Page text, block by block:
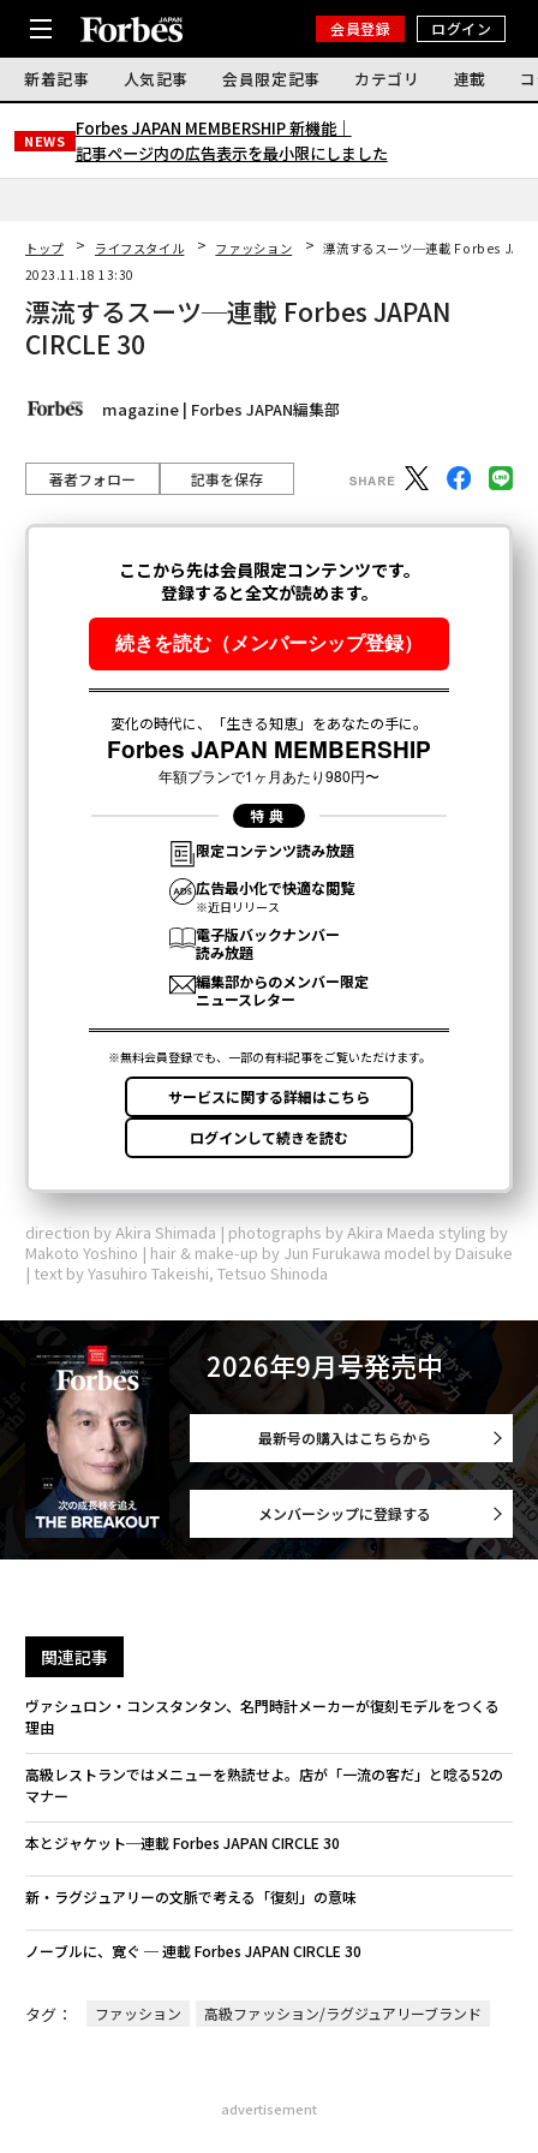
会員登録 ログイン
新着記事 人気記事 会員限定記事 カテゴリ 連載
NEWS
Forbes JAPAN MEMBERSHIP 新機能｜
記事ページ内の広告表示を最小限にしました
トップ ライフスタイル ファッション
漂流するスーツ─連載 Forbes
2023.11.18 13:30
漂流するスーツ─連載 Forbes JAPAN
CIRCLE 30
magazine | Forbes JAPAN編集部
著者フォロー 記事を保存
direction by Akira Shimada | photographs by Akira Maeda styling by
Makoto Yoshino | hair & make-up by Jun Furukawa model by Daisuke
| text by Yasuhiro Takeishi, Tetsuo Shinoda
2026年9月号発売中
最新号の購入はこちらから
メンバーシップに登録する
関連記事
ヴァシュロン・コンスタンタン、名門時計メーカーが復刻モデルをつくる
理由
高級レストランではメニューを熟読せよ。店が「一流の客だ」と唸る52の
マナー
本とジャケット─連載 Forbes JAPAN CIRCLE 30
新・ラグジュアリーの文脈で考える「復刻」の意味
ノーブルに、寛ぐ ─ 連載 Forbes JAPAN CIRCLE 30
タグ： ファッション 高級ファッション/ラグジュアリーブランド
advertisement